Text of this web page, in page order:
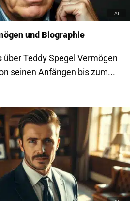
und Biographie
David Beckham Vermögen
Sie die Karriere und